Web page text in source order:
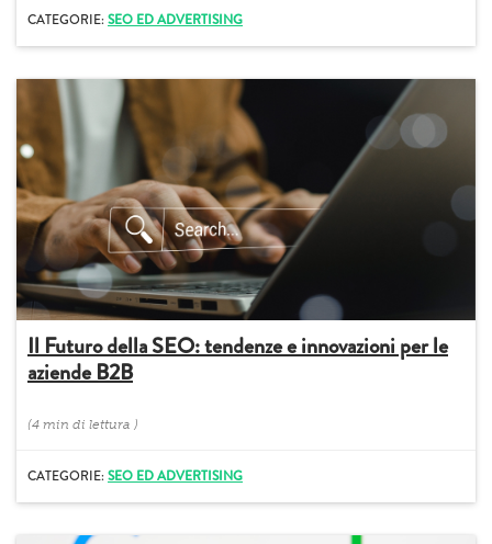
CATEGORIE:SEO ED ADVERTISING
Il Futuro della SEO: tendenze e innovazioni per le
aziende B2B
(4 min di lettura )
CATEGORIE:SEO ED ADVERTISING